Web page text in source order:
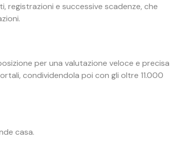
e successive scadenze, che
per una valutazione veloce e precisa
condividendola poi con gli oltre 11.000
casa.